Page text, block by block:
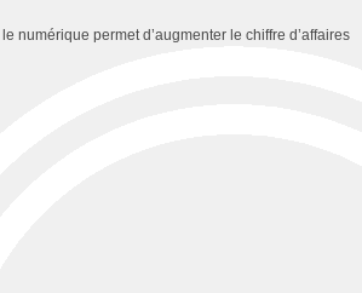
numérique permet d’augmenter le chiffre d’affaires